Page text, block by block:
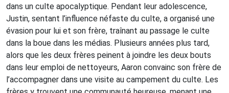
dans un culte apocalyptique. Pendant leur adolescence,
Justin, sentant l’influence néfaste du culte, a organisé une
évasion pour lui et son frère, traînant au passage le culte
dans la boue dans les médias. Plusieurs années plus tard,
alors que les deux frères peinent à joindre les deux bouts
dans leur emploi de nettoyeurs, Aaron convainc son frère de
l’accompagner dans une visite au campement du culte. Les